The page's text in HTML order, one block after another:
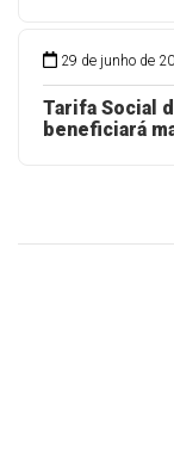
29 de junho de
Tarifa Social
beneficiará